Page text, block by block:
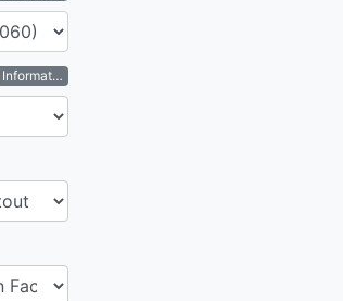
Informationen